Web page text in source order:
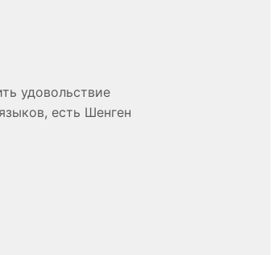
удовольствие
есть Шенген